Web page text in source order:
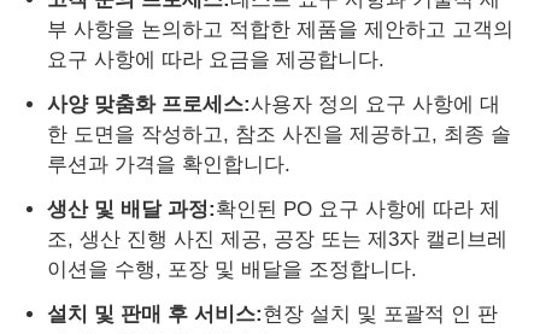
부 사항을 논의하고 적합한 제품을 제안하고 고객의
요구 사항에 따라 요금을 제공합니다.
사양 맞춤화 프로세스:사용자 정의 요구 사항에 대
한 도면을 작성하고, 참조 사진을 제공하고, 최종 솔
루션과 가격을 확인합니다.
생산 및 배달 과정:확인된 PO 요구 사항에 따라 제
조, 생산 진행 사진 제공, 공장 또는 제3자 캘리브레
이션을 수행, 포장 및 배달을 조정합니다.
설치 및 판매 후 서비스:현장 설치 및 포괄적 인 판